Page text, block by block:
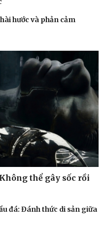
Nhà đẹp
Blog
Tình yêu - Gia đình
hước và phản cảm
thể gây sốc rồi
đá: Đánh thức di sản giữa